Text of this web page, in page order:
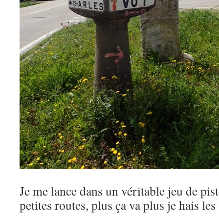
Je me lance dans un véritable jeu de
petites routes, plus ça va plus je hais